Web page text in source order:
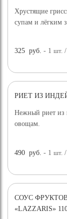
Хрустящие
супам и лёгким
325 руб. - 1шт.
РИЕТ ИЗ
Нежный риет из
овощам.
490 руб. - 1шт.
СОУС
«LAZZARIS»